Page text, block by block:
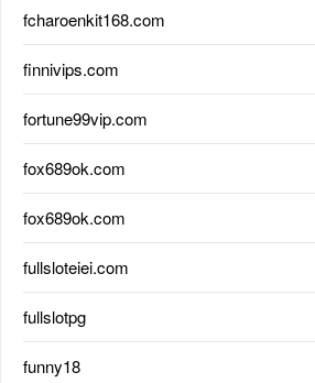
fcharoenkit168.com
finnivips.com
fortune99vip.com
fox689ok.com
fox689ok.com
fullsloteiei.com
fullslotpg
funny18